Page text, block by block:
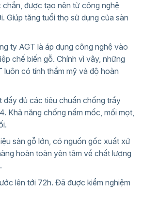
được tạo nên từ công nghệ
Giúp tăng tuổi thọ sử dụng của sàn
ty AGT là áp dụng công nghệ vào
chế biến gỗ. Chính vì vậy, những
luôn có tính thẩm mỹ và độ hoàn
đầy đủ các tiêu chuẩn chống trầy
Khả năng chống nấm mốc, mối mọt,
sàn gỗ lớn, có nguồn gốc xuất xứ
hoàn toàn yên tâm về chất lượng
lên tới 72h. Đã được kiểm nghiệm